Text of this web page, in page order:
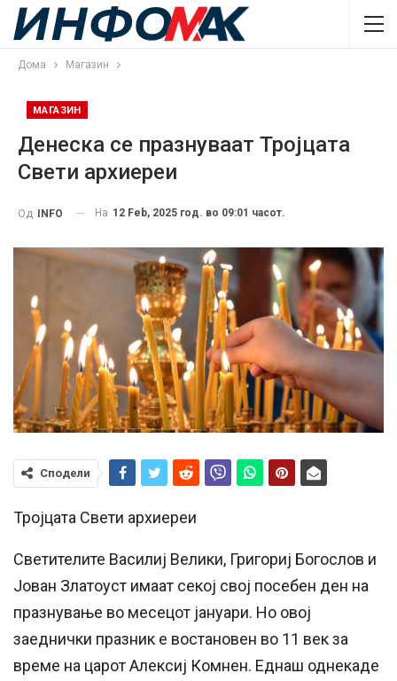
Дома Магазин
МАГАЗИН
Денеска се празнуваат Тројцата
Свети архиереи
Од INFO На 12 Feb, 2025 год. во 09:01 часот.
Сподели
Тројцата Свети архиереи
Светителите Василиј Велики, Григориј Богослов и
Јован Златоуст имаат секој свој посебен ден на
празнување во месецот јануари. Но овој
заеднички празник е востановен во 11 век за
време на царот Алексиј Комнен. Еднаш однекаде